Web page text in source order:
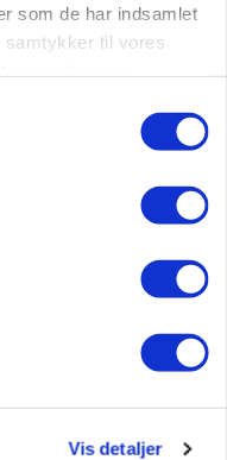
som de har indsamlet
samtykker til vores
Vis detaljer